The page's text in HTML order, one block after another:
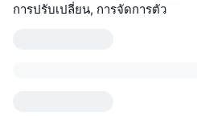
การปรับเปลี่ยน, การจัดการตัว